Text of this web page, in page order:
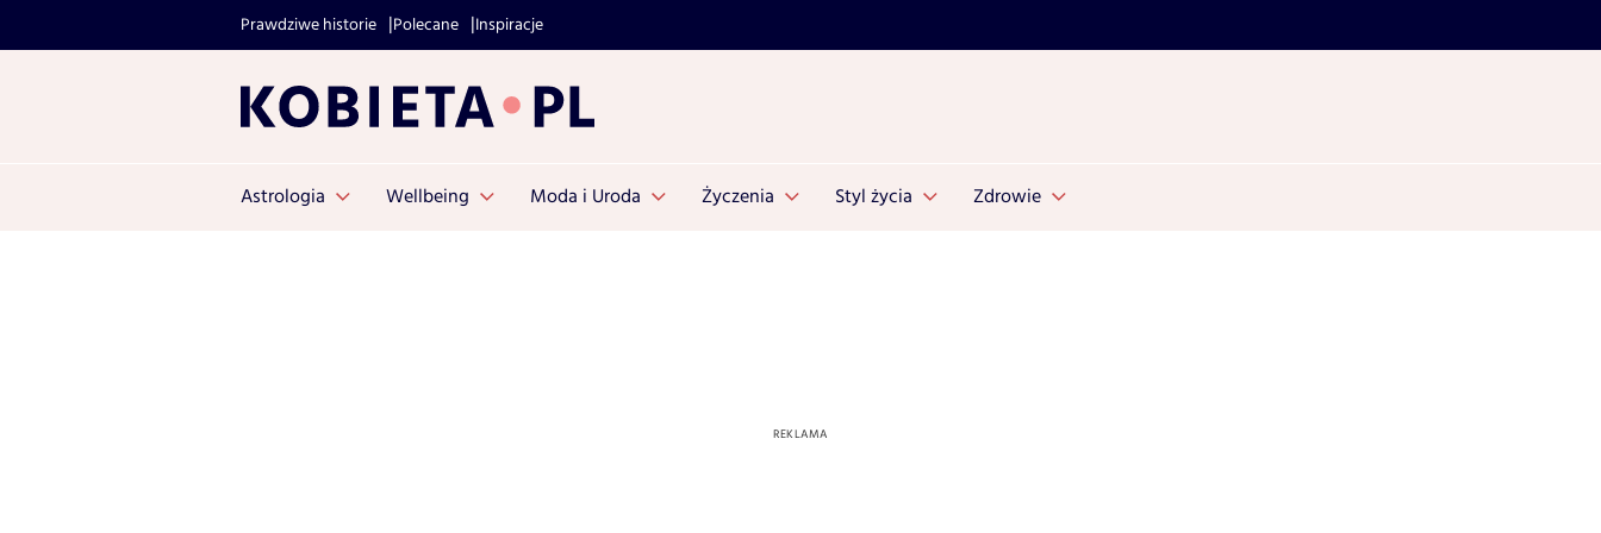
Prawdziwe historie Polecane Inspiracje
Astrologia Wellbeing Moda i Uroda Życzenia Styl życia Zdrowie